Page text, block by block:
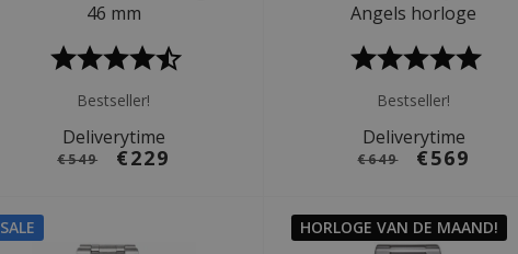
46 mm
Bestseller!
Deliverytime
€549 €229
Angels horloge
Bestseller!
Deliverytime
€649 €569
SALE HORLOGE VAN DE MAAND!